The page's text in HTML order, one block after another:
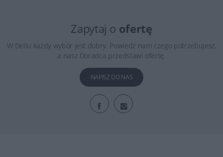
Zapytaj o ofertę
W Dellu każdy wybór jest dobry. Powiedz nam czego potrzebujesz,
a nasz Doradca przedstawi ofertę.
NAPISZ DO NAS